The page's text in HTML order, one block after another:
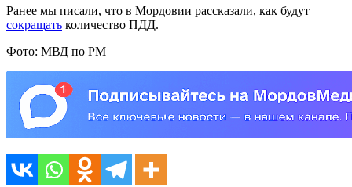
Ранее мы писали, что в Мордовии рассказали, как будут
сокращать количество ПДД.
Фото: МВД по РМ